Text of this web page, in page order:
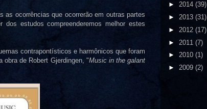
as ocorrências que ocorrerão em outras partes
estudos compreenderemos melhor estes
contrapontísticos e harmônicos que foram
obra de Robert Gjerdingen, "Music in the galant
► 2014 (39)
► 2013 (31)
► 2012 (17)
► 2011 (7)
► 2010 (1)
► 2009 (2)